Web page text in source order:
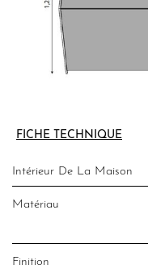
FICHE TECHNIQUE
Intérieur De La Maison
Matériau
Finition